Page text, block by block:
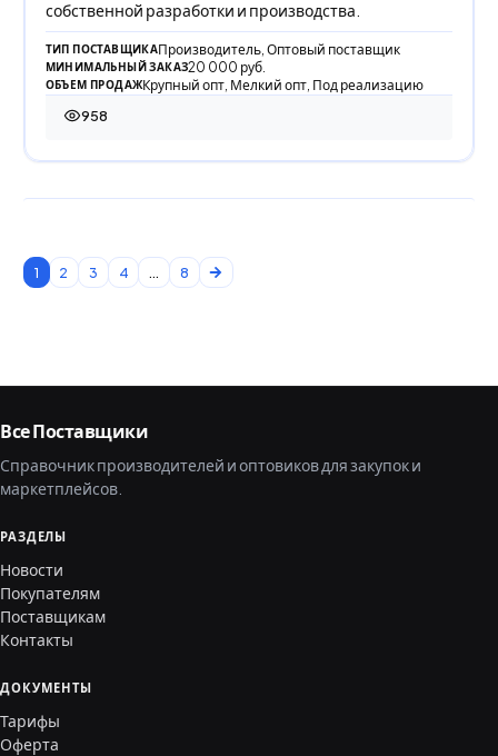
собственной разработки и производства.
ТИП ПОСТАВЩИКАПроизводитель, Оптовый поставщик
МИНИМАЛЬНЫЙ ЗАКАЗ20 000 руб.
ОБЪЕМ ПРОДАЖКрупный опт, Мелкий опт, Под реализацию
958
958 просмотров
1 2 3 4 ... 8
Все Поставщики
Справочник производителей и оптовиков для закупок и
маркетплейсов.
РАЗДЕЛЫ
Новости
Покупателям
Поставщикам
Контакты
ДОКУМЕНТЫ
Тарифы
Оферта